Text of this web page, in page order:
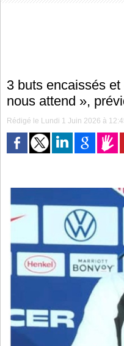
3 buts encaissés
nous attend »,
Rédigé le Lundi 1 Juin 2026 à